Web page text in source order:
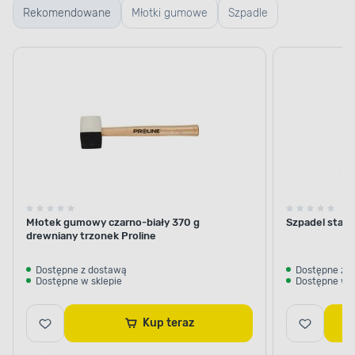
Rekomendowane Młotki gumowe Szpadle
Młotek gumowy czarno-biały 370 g
drewniany trzonek Proline
Dostępne z dostawą
Dostępne w sklepie
Kup teraz
Szpadel
Dostępne z
Dostępne w